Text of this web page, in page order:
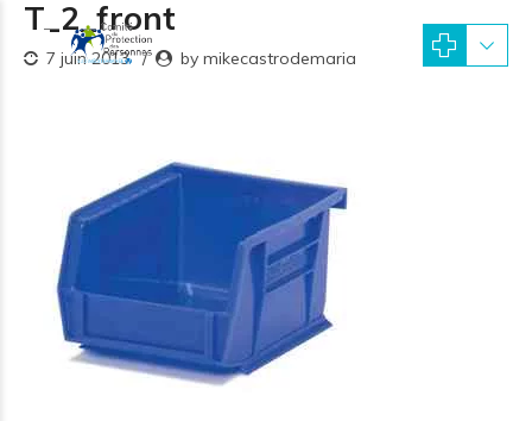
T_2_front
7 juin 2013 by mikecastrodemaria